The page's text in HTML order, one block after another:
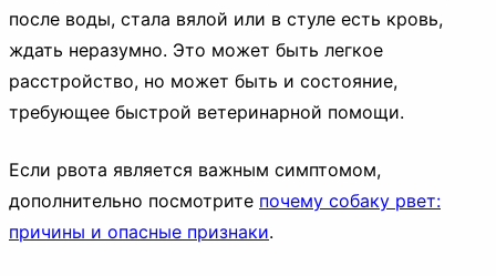
после воды, стала вялой или в стуле есть кровь,
ждать неразумно. Это может быть легкое
расстройство, но может быть и состояние,
требующее быстрой ветеринарной помощи.
Если рвота является важным симптомом,
дополнительно посмотрите почему собаку рвет:
причины и опасные признаки.